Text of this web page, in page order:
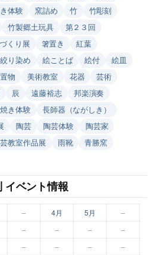
体験 窯詰め 竹
竹彫刻
竹製郷土玩具
第２３回
くり展
箸置き
紅葉
絞り染め 絵ことば 絵付
絵皿
置物 美術教室 花器
芸術
辰 遠藤裕志
邦楽演奏
き体験
長師器（ながしき）
陶芸 陶芸体験
陶芸家
教室作品展 雨靴
青勝窯
イベント情報
– 4月 5月
–
– – – –
– – –
–